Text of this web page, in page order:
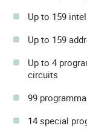
Up to 159
Up to 159
Up to 4
circuits
99
14 special